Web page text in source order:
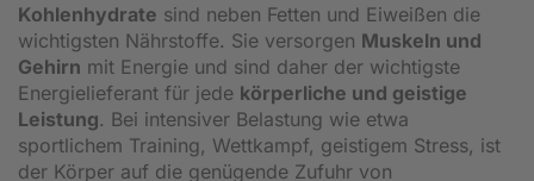
Kohlenhydrate sind neben Fetten und Eiweißen die
wichtigsten Nährstoffe. Sie versorgen Muskeln und
Gehirn mit Energie und sind daher der wichtigste
Energielieferant für jede körperliche und geistige
Leistung. Bei intensiver Belastung wie etwa
sportlichem Training, Wettkampf, geistigem Stress, ist
der Körper auf die genügende Zufuhr von